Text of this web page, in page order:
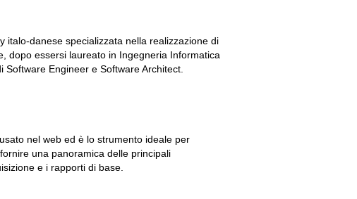
italo-danese specializzata nella realizzazione di
dopo essersi laureato in Ingegneria Informatica
Engineer e Software Architect.
nel web ed è lo strumento ideale per
una panoramica delle principali
e i rapporti di base.